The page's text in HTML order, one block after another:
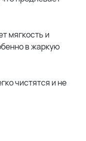
мягкость и
в жаркую
чистятся и не